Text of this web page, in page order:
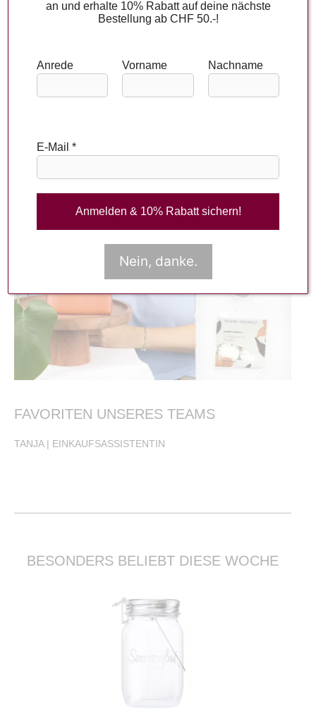
DYNAMIC DIMENSIONS | MAI – JULI
FAVORITEN UNSERES TEAMS
TANJA | EINKAUFSASSISTENTIN
BESONDERS BELIEBT DIESE WOCHE
an und erhalte 10% Rabatt auf deine nächste
Bestellung ab CHF 50.-!
Anrede Vorname Nachname
E-Mail*
Nein, danke.